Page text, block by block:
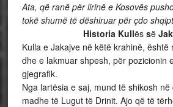
Ata, që ranë për lirinë e Kosovës
tokë shumë të dëshiruar për çdo
Historia Kullës së
Kulla e Jakajve në këtë krahinë, është
dhe e lakmuar shpesh, për pozicionin
gjegrafik.
Nga lartësia e saj, mund të shikosh
madhe të Lugut të Drinit. Ajo që të